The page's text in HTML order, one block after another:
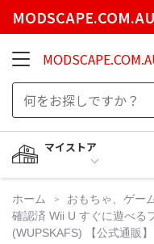
MODSCAPE.COM.AU
マイストア
ホーム おもちゃ、ゲー
確認済 Wii U すぐに遊べる
(WUPSKAFS) 【公式通販】